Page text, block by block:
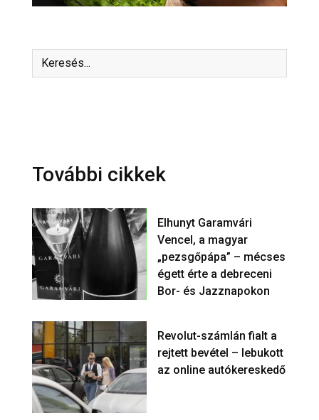
További cikkek
Elhunyt Garamvári
Vencel, a magyar
„pezsgőpápa” – mécses
égett érte a debreceni
Bor- és Jazznapokon
Revolut-számlán fialt a
rejtett bevétel – lebukott
az online autókereskedő